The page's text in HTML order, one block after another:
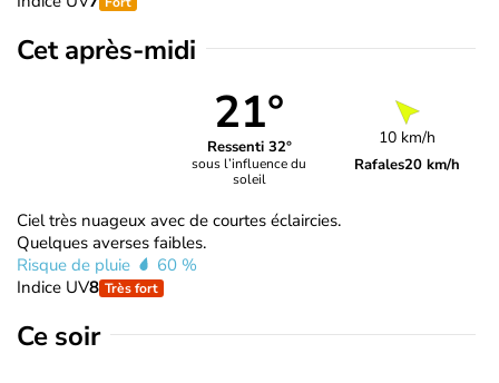
Cet après-midi
21°
Ressenti 32°
sous l’influence du
soleil
10 km/h
Rafales20 km/h
Ciel très nuageux avec de courtes éclaircies.
Quelques averses faibles.
Risque de pluie
60 %
Indice UV8 Très fort
Ce soir